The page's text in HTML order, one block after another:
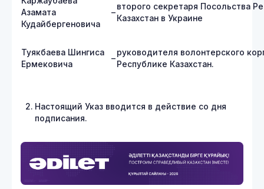
Азамата
Кудайбергеновича
–
второго секретаря Посольства
Казахстан в Украине
Туякбаева Шингиса
Ермековича
–
руководителя волонтерского
Республике Казахстан.
Настоящий Указ вводится в действие со дня
подписания.